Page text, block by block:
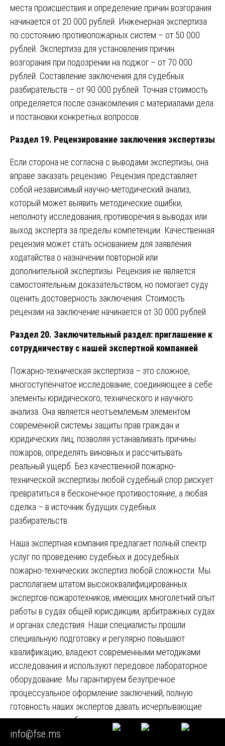
места происшествия и определение причин возгорания
начинается от 20 000 рублей. Инженерная экспертиза
по состоянию противопожарных систем – от 50 000
рублей. Экспертиза для установления причин
возгорания при подозрении на поджог – от 70 000
рублей. Составление заключения для судебных
разбирательств – от 90 000 рублей. Точная стоимость
определяется после ознакомления с материалами дела
и постановки конкретных вопросов.
Раздел 19. Рецензирование заключения экспертизы
Если сторона не согласна с выводами экспертизы, она
вправе заказать рецензию. Рецензия представляет
собой независимый научно-методический анализ,
который может выявить методические ошибки,
неполноту исследования, противоречия в выводах или
выход эксперта за пределы компетенции. Качественная
рецензия может стать основанием для заявления
ходатайства о назначении повторной или
дополнительной экспертизы. Рецензия не является
самостоятельным доказательством, но помогает суду
оценить достоверность заключения. Стоимость
рецензии на заключение начинается от 30 000 рублей.
Раздел 20. Заключительный раздел: приглашение к
сотрудничеству с нашей экспертной компанией
Пожарно-техническая экспертиза – это сложное,
многоступенчатое исследование, соединяющее в себе
элементы юридического, технического и научного
анализа. Она является неотъемлемым элементом
современной системы защиты прав граждан и
юридических лиц, позволяя устанавливать причины
пожаров, определять виновных и рассчитывать
реальный ущерб. Без качественной пожарно-
технической экспертизы любой судебный спор рискует
превратиться в бесконечное противостояние, а любая
сделка – в источник будущих судебных
разбирательств.
Наша экспертная компания предлагает полный спектр
услуг по проведению судебных и досудебных
пожарно-технических экспертиз любой сложности. Мы
располагаем штатом высококвалифицированных
экспертов-пожаротехников, имеющих многолетний опыт
работы в судах общей юрисдикции, арбитражных судах
и органах следствия. Наши специалисты прошли
специальную подготовку и регулярно повышают
квалификацию, владеют современными методиками
исследования и используют передовое лабораторное
оборудование. Мы гарантируем безупречное
процессуальное оформление заключений, полную
готовность наших экспертов давать исчерпывающие
пояснения в судебных заседаниях и выдерживать
любые рецензии. Наша пожарно-техническая
info@fse.ms